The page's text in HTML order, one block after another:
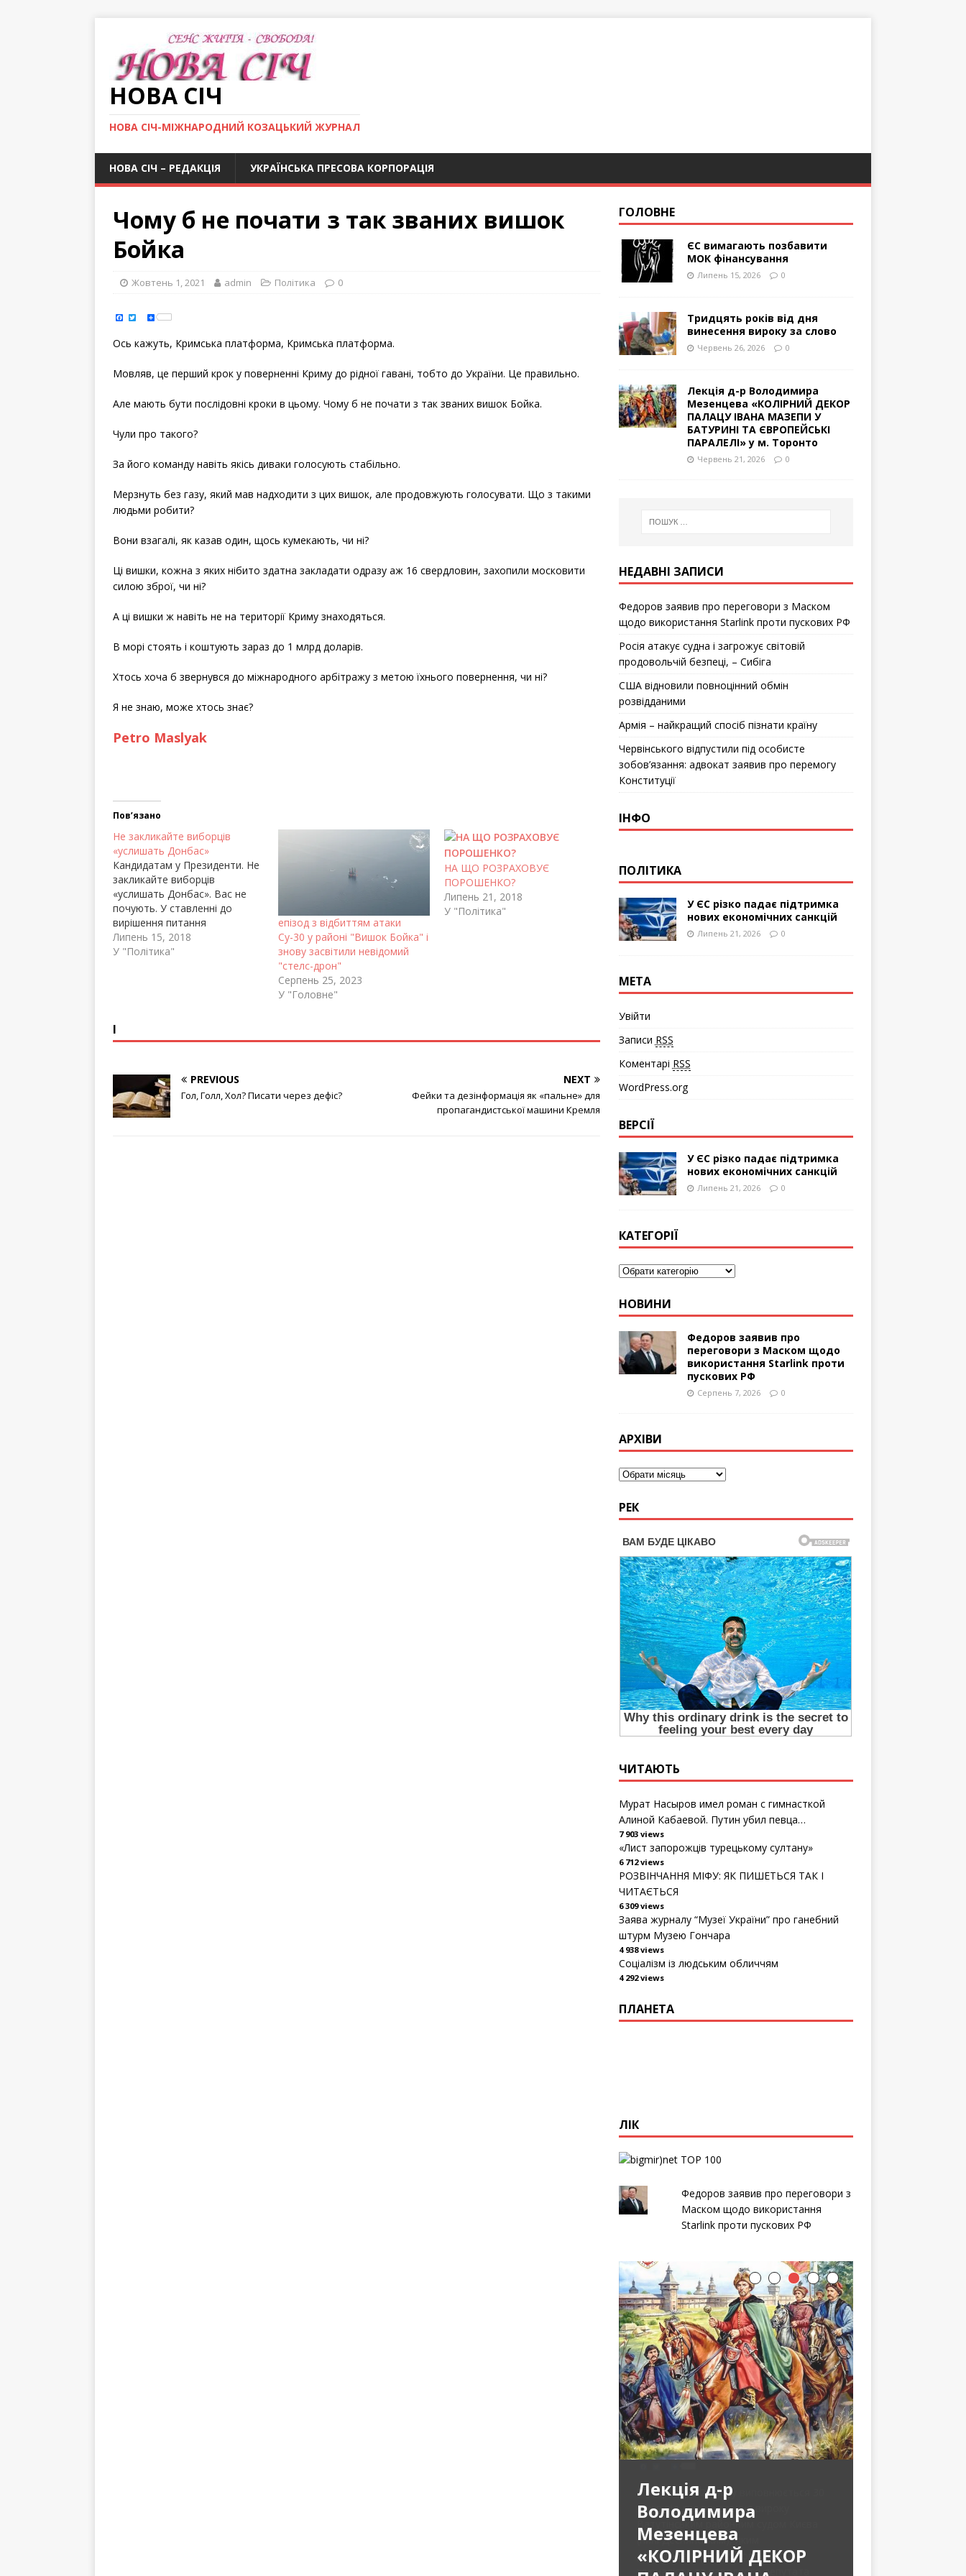
НОВА СІЧ
НОВА СІЧ-МІЖНАРОДНИЙ КОЗАЦЬКИЙ ЖУРНАЛ
НОВА СІЧ – РЕДАКЦІЯ УКРАЇНСЬКА ПРЕСОВА КОРПОРАЦІЯ
Чому б не почати з так званих вишок
Бойка
Жовтень 1, 2021 admin Політика 0
a
e
b t
t
Sh
r
e
Ось кажуть, Кримська платформа, Кримська платформа.
Мовляв, це перший крок у поверненні Криму до рідної гавані, тобто до України. Це правильно.
Але мають бути послідовні кроки в цьому. Чому б не почати з так званих вишок Бойка.
Чули про такого?
За його команду навіть якісь диваки голосують стабільно.
Мерзнуть без газу, який мав надходити з цих вишок, але продовжують голосувати. Що з такими
людьми робити?
Вони взагалі, як казав один, щось кумекають, чи ні?
Ці вишки, кожна з яких нібито здатна закладати одразу аж 16 свердловин, захопили московити
силою зброї, чи ні?
А ці вишки ж навіть не на території Криму знаходяться.
В морі стоять і коштують зараз до 1 млрд доларів.
Хтось хоча б звернувся до міжнародного арбітражу з метою їхнього повернення, чи ні?
Я не знаю, може хтось знає?
Petro Maslyak
Пов’язано
Не закликайте виборців
«услишать Донбас»
Кандидатам у Президенти. Не
закликайте виборців
«услишать Донбас». Вас не
почують. У ставленні до
вирішення питання
окупованих територій стала
картина. Лише чверть
повернулися до України.
Іншими словами, лише кожен
Донбас». Майже дві третини
українців…
Липень 15, 2018
У "Політика"
епізод з відбиттям атаки
Су-30 у районі "Вишок Бойка" і
знову засвітили невідомий
"стелс-дрон"
Серпень 25, 2023
У "Головне"
НА ЩО РОЗРАХОВУЄ
ПОРОШЕНКО?
Липень 21, 2018
У "Політика"
І
PREVIOUS
Гол, Голл, Хол? Писати через дефіс?
NEXT
Фейки та дезінформація як «пальне» для
пропагандистської машини Кремля
ГОЛОВНЕ
ЄС вимагають позбавити
МОК фінансування
Липень 15, 2026 0
Тридцять років від дня
винесення вироку за слово
Червень 26, 2026 0
Лекція д-р Володимира
Мезенцева «КОЛІРНИЙ ДЕКОР
ПАЛАЦУ ІВАНА МАЗЕПИ У
БАТУРИНІ ТА ЄВРОПЕЙСЬКІ
ПАРАЛЕЛІ» у м. Торонто
Червень 21, 2026 0
НЕДАВНІ ЗАПИСИ
Федоров заявив про переговори з Маском
щодо використання Starlink проти пускових РФ
Росія атакує судна і загрожує світовій
продовольчій безпеці, – Сибіга
США відновили повноцінний обмін
розвідданими
Армія – найкращий спосіб пізнати країну
Червінського відпустили під особисте
зобов’язання: адвокат заявив про перемогу
Конституції
ІНФО
ПОЛІТИКА
У ЄС різко падає підтримка
нових економічних санкцій
Липень 21, 2026 0
МЕТА
Увійти
Записи RSS
Коментарі RSS
WordPress.org
ВЕРСІЇ
У ЄС різко падає підтримка
нових економічних санкцій
Липень 21, 2026 0
КАТЕГОРІЇ
НОВИНИ
Федоров заявив про
переговори з Маском щодо
використання Starlink проти
пускових РФ
Серпень 7, 2026 0
АРХІВИ
РЕК
ЧИТАЮТЬ
Мурат Насыров имел роман с гимнасткой
Алиной Кабаевой. Путин убил певца…
7 903 views
«Лист запорожців турецькому султану»
6 712 views
РОЗВІНЧАННЯ МІФУ: ЯК ПИШЕТЬСЯ ТАК І
ЧИТАЄТЬСЯ
6 309 views
Заява журналу “Музеї України” про ганебний
штурм Музею Гончара
4 938 views
Соціалізм із людським обличчям
4 292 views
ПЛАНЕТА
ЛІК
Федоров заявив про переговори з
Маском щодо використання
Starlink проти пускових РФ
Лекція д-р
Володимира
Мезенцева
«КОЛІРНИЙ ДЕКОР